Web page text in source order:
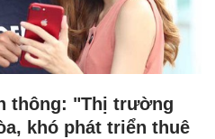
thông: "Thị trường
khó phát triển thuê